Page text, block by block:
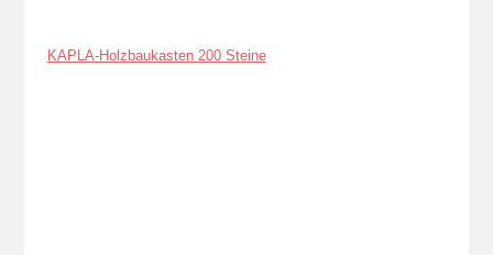
KAPLA-Holzbaukasten 200 Steine